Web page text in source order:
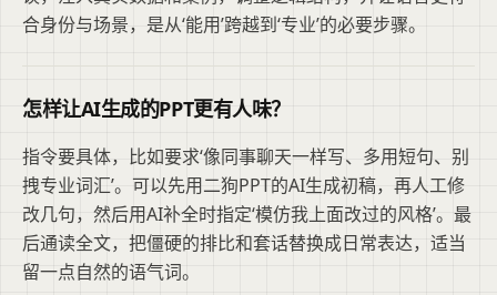
合身份与场景，是从‘能用’跨越到‘专业’的必要步骤。
怎样让AI生成的PPT更有人味？
指令要具体，比如要求‘像同事聊天一样写、多用短句、别
拽专业词汇’。可以先用二狗PPT的AI生成初稿，再人工修
改几句，然后用AI补全时指定‘模仿我上面改过的风格’。最
后通读全文，把僵硬的排比和套话替换成日常表达，适当
留一点自然的语气词。